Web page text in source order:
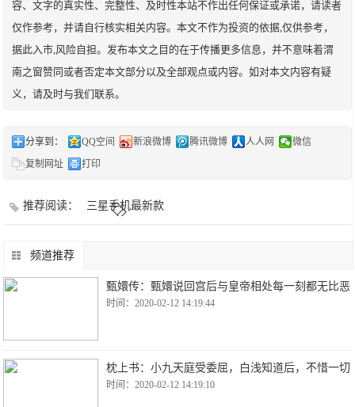
容、文字的真实性、完整性、及时性本站不作出任何保证或承诺，请读者
仅作参考，并请自行核实相关内容。本文不作为投资的依据,仅供参考，
据此入市,风险自担。发布本文之目的在于传播更多信息，并不意味着渭
南之窗赞同或者否定本文部分以及全部观点或内容。如对本文内容有疑
义，请及时与我们联系。
分享到： QQ空间 新浪微博 腾讯微博 人人网
微信
复制网址
打印
推荐阅读： 三星手机最新款
频道推荐
甄嬛传：甄嬛说回宫后与皇帝相处每一刻都无比恶
时间：2020-02-12 14:19:44
枕上书：小九天庭受委屈，白浅知道后，不惜一切
时间：2020-02-12 14:19:10